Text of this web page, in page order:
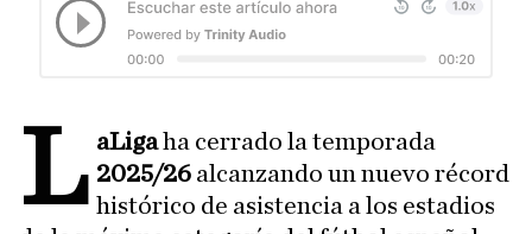
L aLigaha cerrado la temporada
2025/26 alcanzando un nuevo récord
histórico de asistencia a los estadios